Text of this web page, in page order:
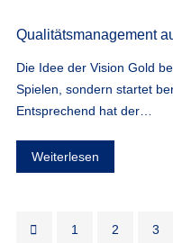
Qualitätsmanagement
Die Idee der Vision Gold
Spielen, sondern startet
Entsprechend hat der…
Weiterlesen
1 2 3